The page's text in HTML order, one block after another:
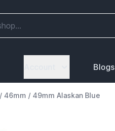
Blogs
46mm / 49mm Alaskan Blue